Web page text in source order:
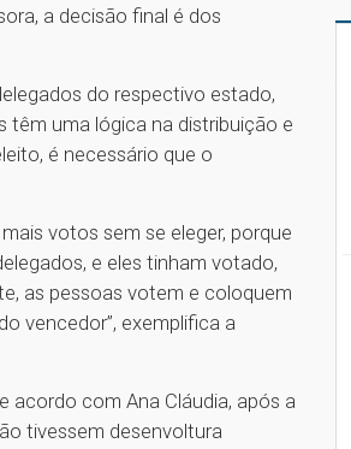
a decisão final é dos
do respectivo estado,
têm uma lógica na distribuição e
é necessário que o
votos sem se eleger, porque
e eles tinham votado,
as pessoas votem e coloquem
vencedor”, exemplifica a
acordo com Ana Cláudia, após a
tivessem desenvoltura